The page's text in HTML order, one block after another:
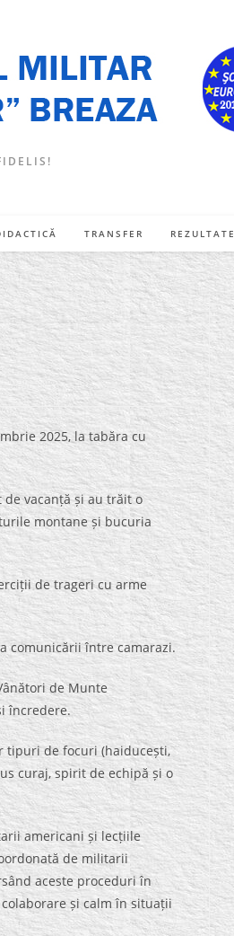
TRANSFER REZULTATE
2025, la tabăra cu
vacanță și au trăit o
montane și bucuria
de trageri cu arme
comunicării între camarazi.
de Munte
încredere.
de focuri (haiducești,
curaj, spirit de echipă și o
americani și lecțiile
de militarii
aceste proceduri în
și calm în situații